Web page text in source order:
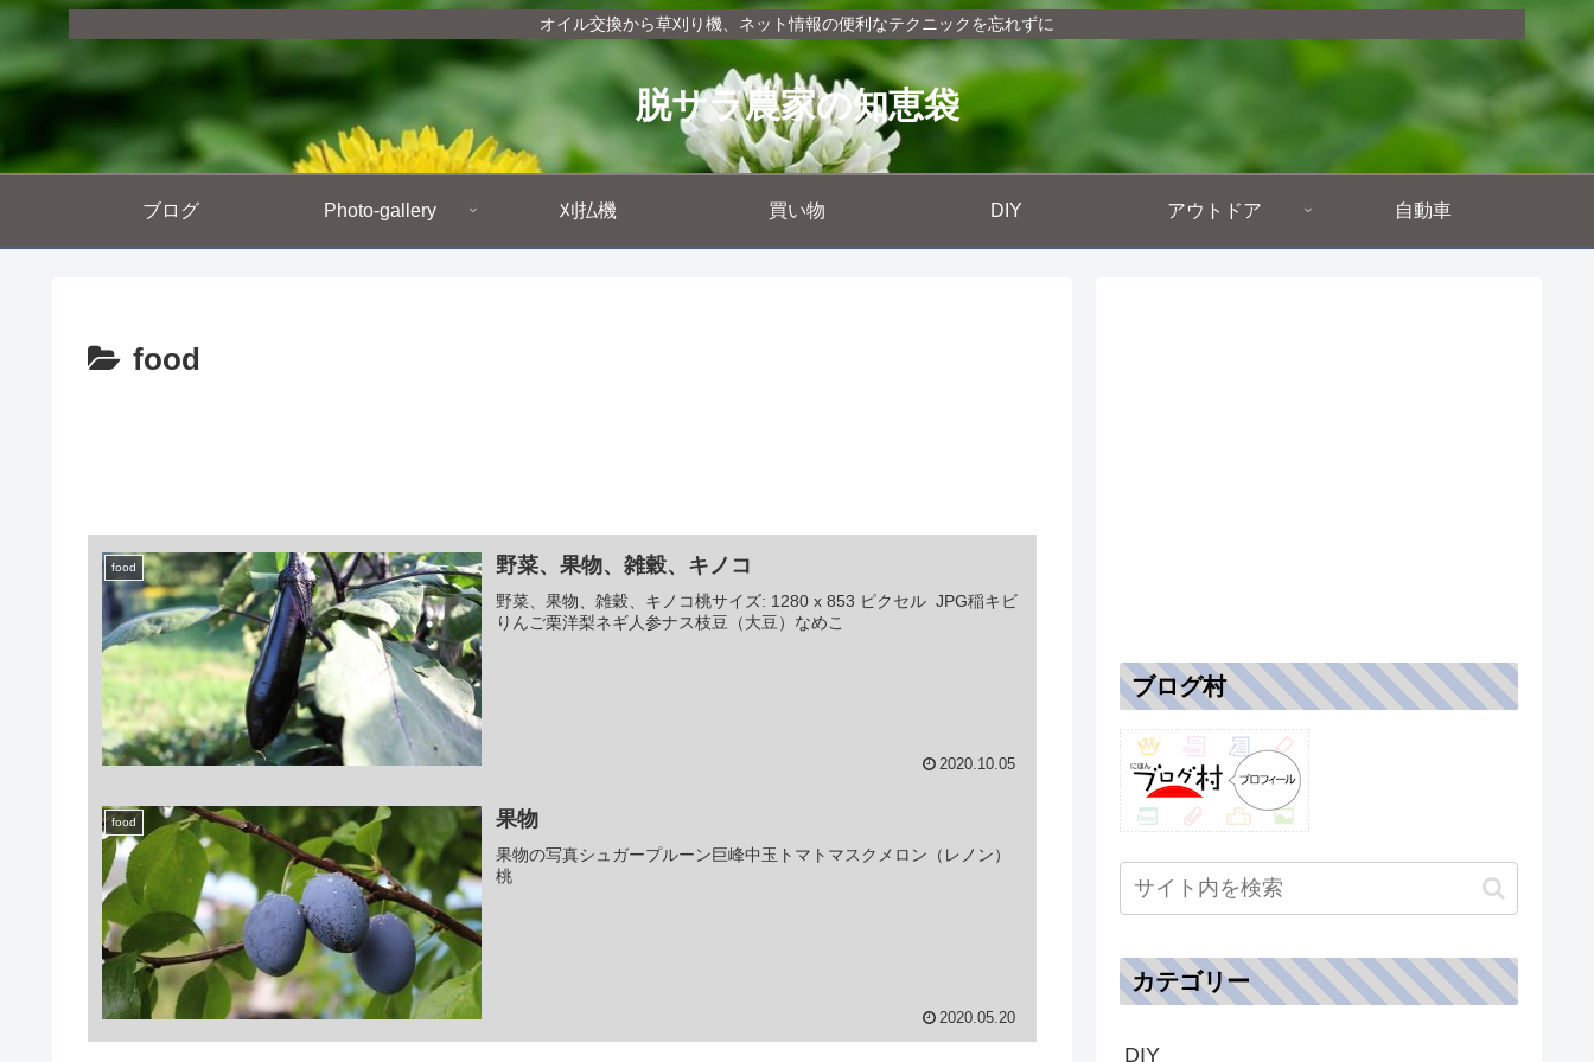
オイル交換から草刈り機、ネット情報の便利なテクニックを忘れずに
脱サラ農家の知恵袋
ブログ Photo-gallery 刈払機 買い物 DIY アウトドア 自動車
food
food 野菜、果物、雑穀、キノコ
野菜、果物、雑穀、キノコ桃サイズ: 1280 x 853 ピクセル JPG稲キビ
りんご栗洋梨ネギ人参ナス枝豆（大豆）なめこ
2020.10.05
food 果物
果物の写真シュガープルーン巨峰中玉トマトマスクメロン（レノン）
桃
2020.05.20
ブログ村
カテゴリー
DIY